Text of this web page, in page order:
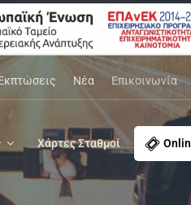
Νέα Επικοινωνία
Χάρτες Σταθμοί